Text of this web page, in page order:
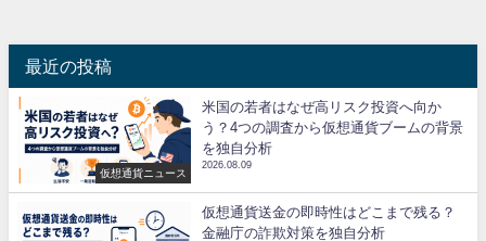
最近の投稿
仮想通貨ニュース
米国の若者はなぜ高リスク投資へ向か
う？4つの調査から仮想通貨ブームの背景
を独自分析
2026.08.09
仮想通貨送金の即時性はどこまで残る？
金融庁の詐欺対策を独自分析